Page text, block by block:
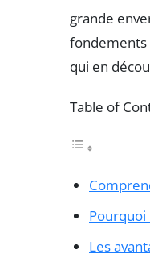
grande
fondements
qui en
Table of
Les